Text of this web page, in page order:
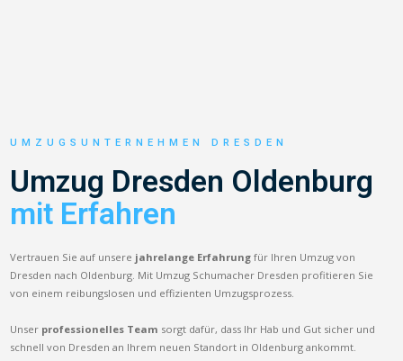
UMZUGSUNTERNEHMEN DRESDEN
Umzug Dresden Oldenburg
mit Erfahren
Vertrauen Sie auf unsere jahrelange Erfahrung für Ihren Umzug von
Dresden nach Oldenburg. Mit Umzug Schumacher Dresden profitieren Sie
von einem reibungslosen und effizienten Umzugsprozess.
Unser professionelles Team sorgt dafür, dass Ihr Hab und Gut sicher und
schnell von Dresden an Ihrem neuen Standort in Oldenburg ankommt.